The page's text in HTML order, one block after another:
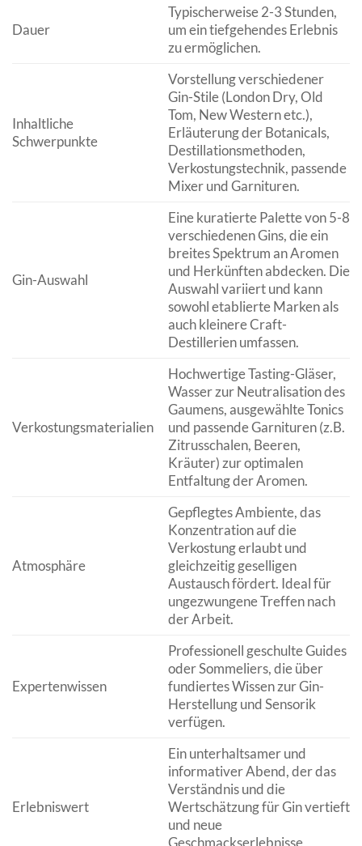
Dauer
Typischerweise 2-3 Stunden,
um ein tiefgehendes Erlebnis
zu ermöglichen.
Inhaltliche
Schwerpunkte
Vorstellung verschiedener
Gin-Stile (London Dry, Old
Tom, New Western etc.),
Erläuterung der Botanicals,
Destillationsmethoden,
Verkostungstechnik, passende
Mixer und Garnituren.
Gin-Auswahl
Eine kuratierte Palette von 5-8
verschiedenen Gins, die ein
breites Spektrum an Aromen
und Herkünften abdecken. Die
Auswahl variiert und kann
sowohl etablierte Marken als
auch kleinere Craft-
Destillerien umfassen.
Verkostungsmaterialien
Hochwertige Tasting-Gläser,
Wasser zur Neutralisation des
Gaumens, ausgewählte Tonics
und passende Garnituren (z.B.
Zitrusschalen, Beeren,
Kräuter) zur optimalen
Entfaltung der Aromen.
Atmosphäre
Gepflegtes Ambiente, das
Konzentration auf die
Verkostung erlaubt und
gleichzeitig geselligen
Austausch fördert. Ideal für
ungezwungene Treffen nach
der Arbeit.
Expertenwissen
Professionell geschulte Guides
oder Sommeliers, die über
fundiertes Wissen zur Gin-
Herstellung und Sensorik
verfügen.
Erlebniswert
Ein unterhaltsamer und
informativer Abend, der das
Verständnis und die
Wertschätzung für Gin vertieft
und neue
Geschmackserlebnisse